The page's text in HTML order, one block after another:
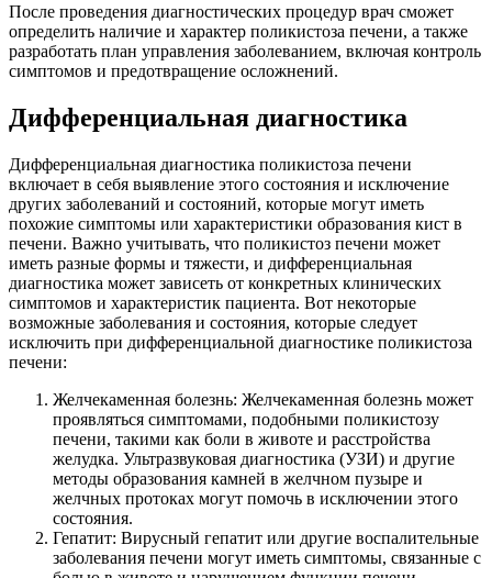
После проведения диагностических процедур врач сможет
определить наличие и характер поликистоза печени, а также
разработать план управления заболеванием, включая контроль
симптомов и предотвращение осложнений.
Дифференциальная диагностика
Дифференциальная диагностика поликистоза печени
включает в себя выявление этого состояния и исключение
других заболеваний и состояний, которые могут иметь
похожие симптомы или характеристики образования кист в
печени. Важно учитывать, что поликистоз печени может
иметь разные формы и тяжести, и дифференциальная
диагностика может зависеть от конкретных клинических
симптомов и характеристик пациента. Вот некоторые
возможные заболевания и состояния, которые следует
исключить при дифференциальной диагностике поликистоза
печени:
Желчекаменная болезнь: Желчекаменная болезнь может
проявляться симптомами, подобными поликистозу
печени, такими как боли в животе и расстройства
желудка. Ультразвуковая диагностика (УЗИ) и другие
методы образования камней в желчном пузыре и
желчных протоках могут помочь в исключении этого
состояния.
Гепатит: Вирусный гепатит или другие воспалительные
заболевания печени могут иметь симптомы, связанные с